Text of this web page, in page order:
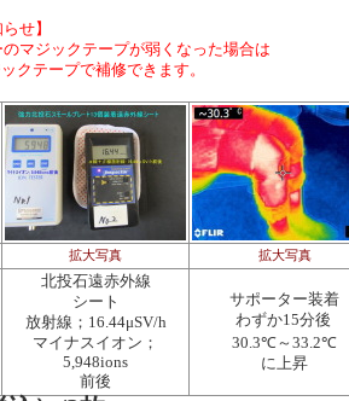
らせ】
マジックテープが弱くなった場合は
クテープで補修できます。
拡大写真 拡大写真
北投石遠赤外線
シート
放射線；16.44μSV/h
マイナスイオン；
5,948ions
前後
サポーター装着
わずか15分後
30.3℃～33.2℃
に上昇